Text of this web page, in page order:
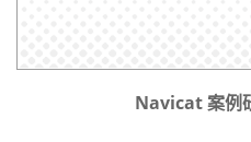
Navicat 案例